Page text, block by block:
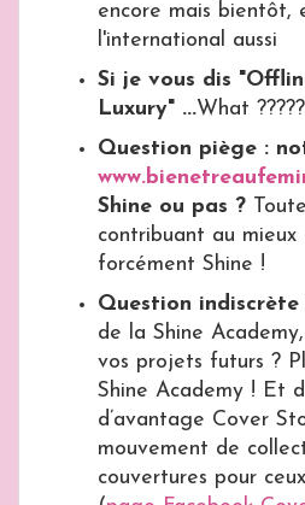
encore mais bientôt,
l'international aussi
Si je vous dis
Luxury" ...What ?????
Question piège :
Shine ou pas ?
contribuant au mieux
forcément Shine !
Question indiscrète
de la Shine
vos projets futurs ?
Shine Academy ! Et
d’avantage Cover
mouvement de
couvertures pour